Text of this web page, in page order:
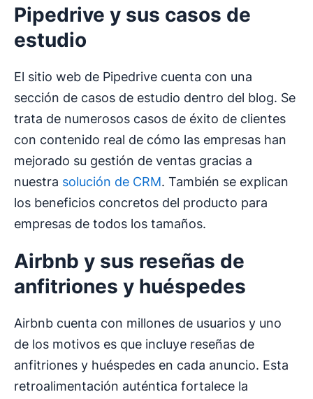
Pipedrive y sus casos de
estudio
El sitio web de Pipedrive cuenta con una
sección de casos de estudio dentro del blog. Se
trata de numerosos casos de éxito de clientes
con contenido real de cómo las empresas han
mejorado su gestión de ventas gracias a
nuestra solución de CRM. También se explican
los beneficios concretos del producto para
empresas de todos los tamaños.
Airbnb y sus reseñas de
anfitriones y huéspedes
Airbnb cuenta con millones de usuarios y uno
de los motivos es que incluye reseñas de
anfitriones y huéspedes en cada anuncio. Esta
retroalimentación auténtica fortalece la